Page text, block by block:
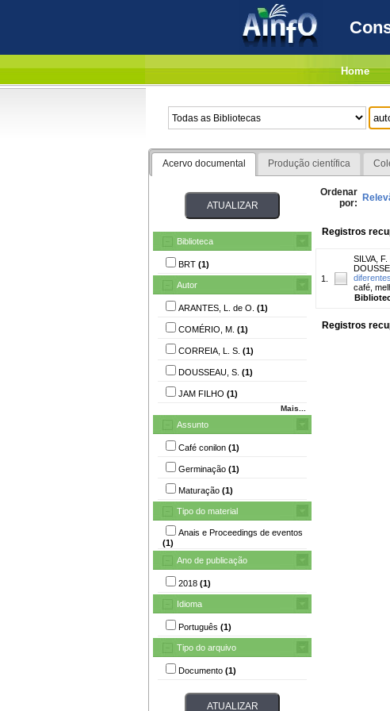
Home
Acervo documental Produção científica
Biblioteca
BRT (1)
Autor
ARANTES, L. de O. (1)
COMÉRIO, M. (1)
CORREIA, L. S. (1)
DOUSSEAU, S. (1)
JAM FILHO (1)
Mais...
Assunto
Café conilon (1)
Germinação (1)
Maturação (1)
Tipo do material
Anais e Proceedings de eventos
(1)
Ano de publicação
2018 (1)
Idioma
Português (1)
Tipo do arquivo
Documento (1)
Ordenar
por:
Registros
1.
SILVA, F.
café,
Registros